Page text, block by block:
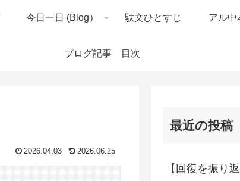
今日一日 (Blog） 駄文ひとすじ アル中
ブログ記事 目次
2026.04.03 2026.06.25
最近の投稿
【回復を振り